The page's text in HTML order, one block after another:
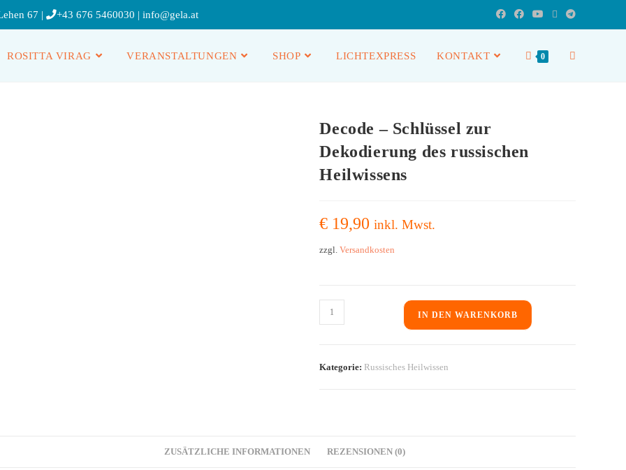
67 | +43 676 5460030 | info@gela.at
ROSITTA VIRAG VERANSTALTUNGEN SHOP LICHTEXPRESS KONTAKT 0
Decode – Schlüssel zur
Dekodierung des russischen
Heilwissens
€ 19,90 inkl. Mwst.
zzgl.Versandkosten
IN DEN WARENKORB
Kategorie: Russisches Heilwissen
ZUSÄTZLICHE INFORMATIONEN REZENSIONEN (0)